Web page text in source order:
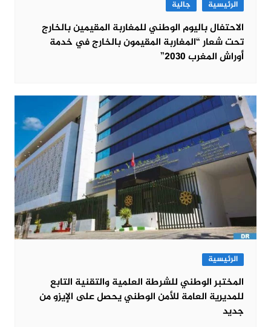
الرئيسية جالية
الاحتفال باليوم الوطني للمغاربة المقيمين بالخارج
تحت شعار “المغاربة المقيمون بالخارج في خدمة
أوراش المغرب 2030”
الرئيسية
المختبر الوطني للشرطة العلمية والتقنية التابع
للمديرية العامة للأمن الوطني يحصل على الإيزو من
جديد